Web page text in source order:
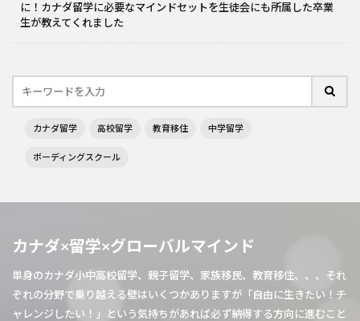
に！カナダ留学に必要なマインドセットを生徒会にも所属した卒業
生が教えてくれました
カナダ留学 高校留学 教育移住 中学留学
ボーディングスクール
カナダ×留学×グローバルマインド
単身のカナダ小中高校留学、親子留学、家族移民、教育移住、、、それ
ぞれの分野で乗り越える壁はいくつかありますが「自由に生きたい！チ
ャレンジしたい！」という気持ちがあれば必ず納得する方向に進むこと